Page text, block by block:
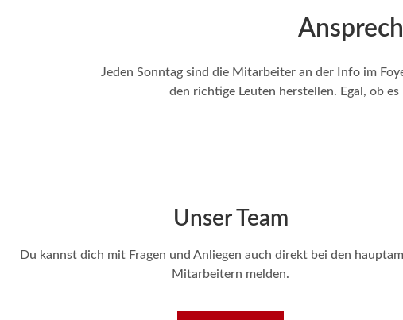
Jeden Sonntag sind die Mitarbeiter an der Info im
den richtige Leuten herstellen. Egal, ob
Unser Team
Du kannst dich mit Fragen und Anliegen auch direkt bei den
Mitarbeitern melden.